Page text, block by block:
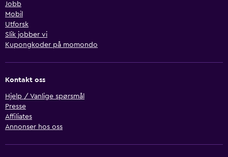
Jobb
Mobil
Utforsk
Slik jobber vi
Kupongkoder på momondo
Kontakt oss
Hjelp / Vanlige spørsmål
Presse
Affiliates
Annonser hos oss